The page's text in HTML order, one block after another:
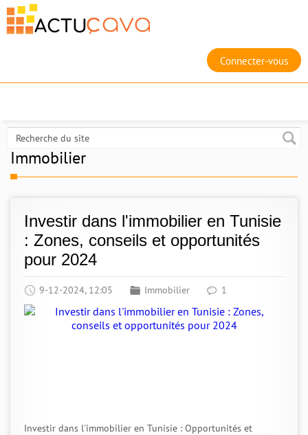
Connecter-vous
Immobilier
Investir dans l'immobilier en Tunisie
: Zones, conseils et opportunités
pour 2024
9-12-2024, 12:05 Immobilier 1
Investir dans l'immobilier en Tunisie : Opportunités et